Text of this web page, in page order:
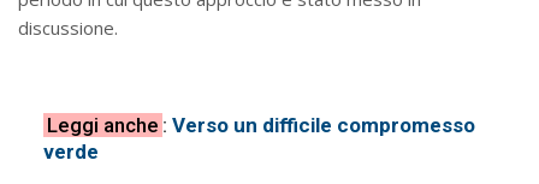
discussione.
Leggi anche : Verso un difficile compromesso
verde